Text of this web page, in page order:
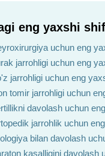
eng yaxshi
uchun eng
jarrohligi uchun eng
jarrohligi uchun eng
tomir jarrohligi uchun
davolash uchun
jarrohlik uchun
bilan davolash
kasalligini davolash